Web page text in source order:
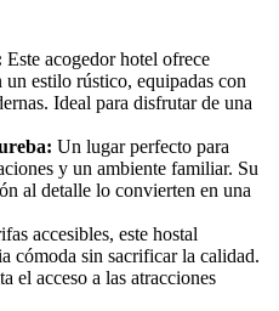
Este acogedor hotel ofrece
un estilo rústico, equipadas con
Ideal para disfrutar de una
Un lugar perfecto para
y un ambiente familiar. Su
al detalle lo convierten en una
accesibles, este hostal
cómoda sin sacrificar la calidad.
el acceso a las atracciones